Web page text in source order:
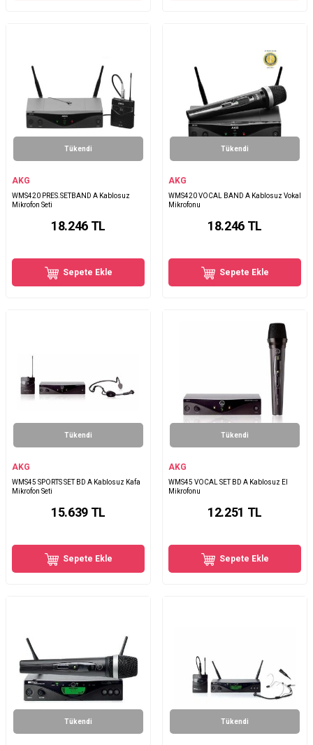
Tükendi
AKG
WMS420 PRES.SETBAND A Kablosuz
Mikrofon Seti
18.246TL
Sepete Ekle
Tükendi
AKG
WMS420 VOCAL BAND A Kablosuz Vokal
Mikrofonu
18.246TL
Sepete Ekle
Tükendi
AKG
WMS45 SPORTS SET BD A Kablosuz Kafa
Mikrofon Seti
15.639TL
Sepete Ekle
Tükendi
AKG
WMS45 VOCAL SET BD A Kablosuz El
Mikrofonu
12.251 TL
Sepete Ekle
Tükendi Tükendi